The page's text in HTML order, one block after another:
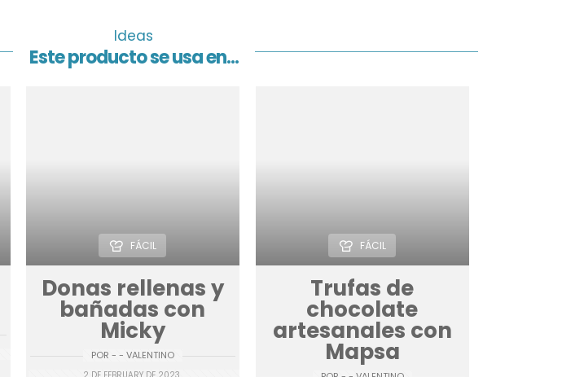
Ideas
Este producto se usa en...
FÁCIL
Donas rellenas y
bañadas con
Micky
POR - - VALENTINO
FÁCIL
Trufas de
chocolate
artesanales con
Mapsa